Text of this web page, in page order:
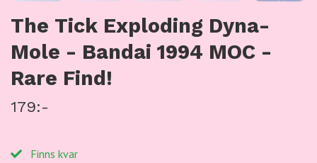
The Tick Exploding Dyna-
Mole - Bandai 1994 MOC -
Rare Find!
179:-
Finns kvar